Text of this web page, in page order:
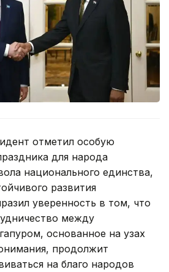
отметил особую
для народа
национального единства,
развития
уверенность в том, что
между
основанное на узах
продолжит
на благо народов